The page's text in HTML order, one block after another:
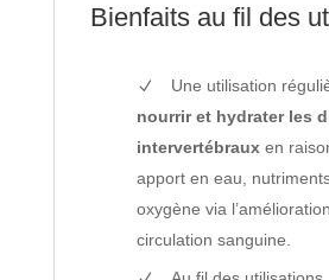
Bienfaits au fil des
Une utilisation
nourrir et hydrater les
intervertébrauxen
apport en eau,
oxygène via
circulation sanguine.